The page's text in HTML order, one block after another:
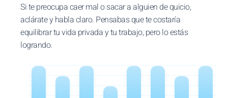
Si te preocupa caer mal o sacar a alguien de quicio,
aclárate y habla claro. Pensabas que te costaría
equilibrar tu vida privada y tu trabajo, pero lo estás
logrando.